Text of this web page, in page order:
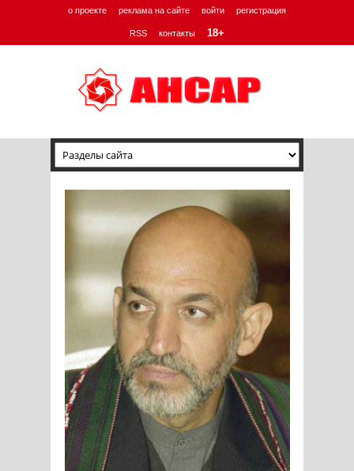
о проекте реклама на сайте войти регистрация
RSS контакты 18+